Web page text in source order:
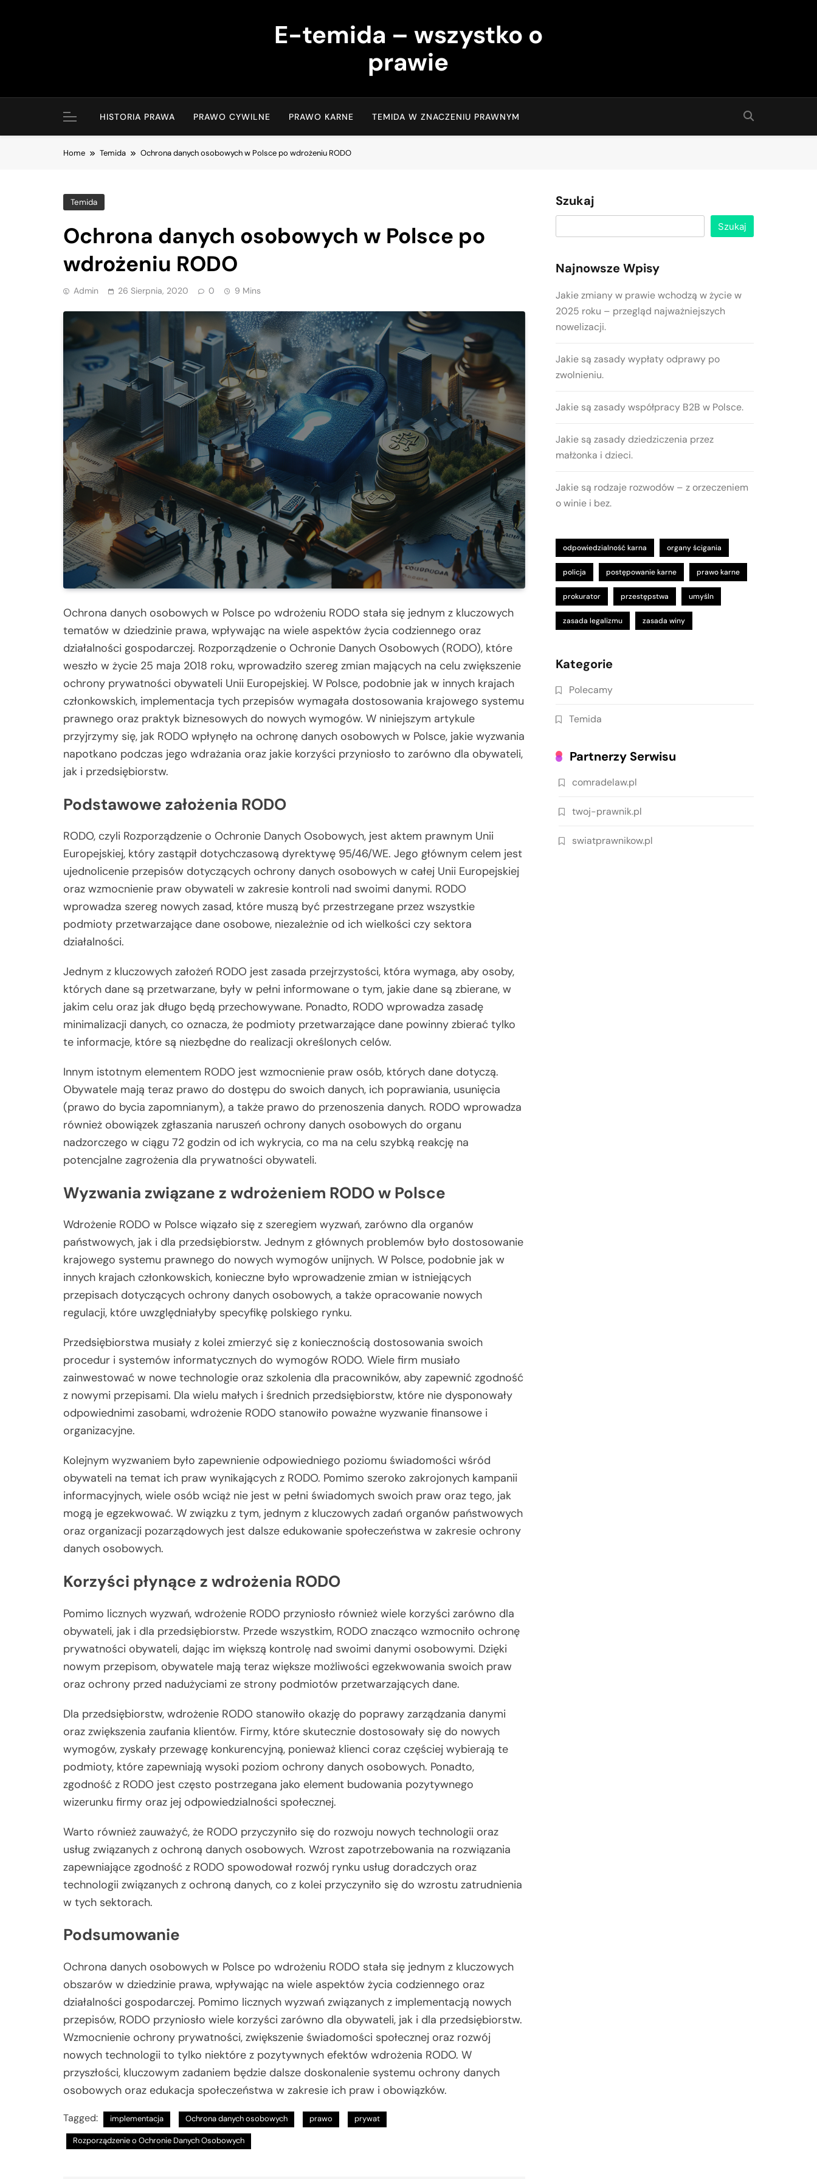
E-temida – wszystko o
prawie
HISTORIA PRAWA PRAWO CYWILNE PRAWO KARNE TEMIDA W ZNACZENIU PRAWNYM
Home Temida Ochrona danych osobowych w Polsce po wdrożeniu RODO
Temida
Ochrona danych osobowych w Polsce po
wdrożeniu RODO
Admin 26 Sierpnia, 2020 0 9 Mins
Ochrona danych osobowych w Polsce po wdrożeniu RODO stała się jednym z kluczowych
tematów w dziedzinie prawa, wpływając na wiele aspektów życia codziennego oraz
działalności gospodarczej. Rozporządzenie o Ochronie Danych Osobowych (RODO), które
weszło w życie 25 maja 2018 roku, wprowadziło szereg zmian mających na celu zwiększenie
ochrony prywatności obywateli Unii Europejskiej. W Polsce, podobnie jak w innych krajach
członkowskich, implementacja tych przepisów wymagała dostosowania krajowego systemu
prawnego oraz praktyk biznesowych do nowych wymogów. W niniejszym artykule
przyjrzymy się, jak RODO wpłynęło na ochronę danych osobowych w Polsce, jakie wyzwania
napotkano podczas jego wdrażania oraz jakie korzyści przyniosło to zarówno dla obywateli,
jak i przedsiębiorstw.
Podstawowe założenia RODO
RODO, czyli Rozporządzenie o Ochronie Danych Osobowych, jest aktem prawnym Unii
Europejskiej, który zastąpił dotychczasową dyrektywę 95/46/WE. Jego głównym celem jest
ujednolicenie przepisów dotyczących ochrony danych osobowych w całej Unii Europejskiej
oraz wzmocnienie praw obywateli w zakresie kontroli nad swoimi danymi. RODO
wprowadza szereg nowych zasad, które muszą być przestrzegane przez wszystkie
podmioty przetwarzające dane osobowe, niezależnie od ich wielkości czy sektora
działalności.
Jednym z kluczowych założeń RODO jest zasada przejrzystości, która wymaga, aby osoby,
których dane są przetwarzane, były w pełni informowane o tym, jakie dane są zbierane, w
jakim celu oraz jak długo będą przechowywane. Ponadto, RODO wprowadza zasadę
minimalizacji danych, co oznacza, że podmioty przetwarzające dane powinny zbierać tylko
te informacje, które są niezbędne do realizacji określonych celów.
Innym istotnym elementem RODO jest wzmocnienie praw osób, których dane dotyczą.
Obywatele mają teraz prawo do dostępu do swoich danych, ich poprawiania, usunięcia
(prawo do bycia zapomnianym), a także prawo do przenoszenia danych. RODO wprowadza
również obowiązek zgłaszania naruszeń ochrony danych osobowych do organu
nadzorczego w ciągu 72 godzin od ich wykrycia, co ma na celu szybką reakcję na
potencjalne zagrożenia dla prywatności obywateli.
Wyzwania związane z wdrożeniem RODO w Polsce
Wdrożenie RODO w Polsce wiązało się z szeregiem wyzwań, zarówno dla organów
państwowych, jak i dla przedsiębiorstw. Jednym z głównych problemów było dostosowanie
krajowego systemu prawnego do nowych wymogów unijnych. W Polsce, podobnie jak w
innych krajach członkowskich, konieczne było wprowadzenie zmian w istniejących
przepisach dotyczących ochrony danych osobowych, a także opracowanie nowych
regulacji, które uwzględniałyby specyfikę polskiego rynku.
Przedsiębiorstwa musiały z kolei zmierzyć się z koniecznością dostosowania swoich
procedur i systemów informatycznych do wymogów RODO. Wiele firm musiało
zainwestować w nowe technologie oraz szkolenia dla pracowników, aby zapewnić zgodność
z nowymi przepisami. Dla wielu małych i średnich przedsiębiorstw, które nie dysponowały
odpowiednimi zasobami, wdrożenie RODO stanowiło poważne wyzwanie finansowe i
organizacyjne.
Kolejnym wyzwaniem było zapewnienie odpowiedniego poziomu świadomości wśród
obywateli na temat ich praw wynikających z RODO. Pomimo szeroko zakrojonych kampanii
informacyjnych, wiele osób wciąż nie jest w pełni świadomych swoich praw oraz tego, jak
mogą je egzekwować. W związku z tym, jednym z kluczowych zadań organów państwowych
oraz organizacji pozarządowych jest dalsze edukowanie społeczeństwa w zakresie ochrony
danych osobowych.
Korzyści płynące z wdrożenia RODO
Pomimo licznych wyzwań, wdrożenie RODO przyniosło również wiele korzyści zarówno dla
obywateli, jak i dla przedsiębiorstw. Przede wszystkim, RODO znacząco wzmocniło ochronę
prywatności obywateli, dając im większą kontrolę nad swoimi danymi osobowymi. Dzięki
nowym przepisom, obywatele mają teraz większe możliwości egzekwowania swoich praw
oraz ochrony przed nadużyciami ze strony podmiotów przetwarzających dane.
Dla przedsiębiorstw, wdrożenie RODO stanowiło okazję do poprawy zarządzania danymi
oraz zwiększenia zaufania klientów. Firmy, które skutecznie dostosowały się do nowych
wymogów, zyskały przewagę konkurencyjną, ponieważ klienci coraz częściej wybierają te
podmioty, które zapewniają wysoki poziom ochrony danych osobowych. Ponadto,
zgodność z RODO jest często postrzegana jako element budowania pozytywnego
wizerunku firmy oraz jej odpowiedzialności społecznej.
Warto również zauważyć, że RODO przyczyniło się do rozwoju nowych technologii oraz
usług związanych z ochroną danych osobowych. Wzrost zapotrzebowania na rozwiązania
zapewniające zgodność z RODO spowodował rozwój rynku usług doradczych oraz
technologii związanych z ochroną danych, co z kolei przyczyniło się do wzrostu zatrudnienia
w tych sektorach.
Podsumowanie
Ochrona danych osobowych w Polsce po wdrożeniu RODO stała się jednym z kluczowych
obszarów w dziedzinie prawa, wpływając na wiele aspektów życia codziennego oraz
działalności gospodarczej. Pomimo licznych wyzwań związanych z implementacją nowych
przepisów, RODO przyniosło wiele korzyści zarówno dla obywateli, jak i dla przedsiębiorstw.
Wzmocnienie ochrony prywatności, zwiększenie świadomości społecznej oraz rozwój
nowych technologii to tylko niektóre z pozytywnych efektów wdrożenia RODO. W
przyszłości, kluczowym zadaniem będzie dalsze doskonalenie systemu ochrony danych
osobowych oraz edukacja społeczeństwa w zakresie ich praw i obowiązków.
Tagged: implementacja Ochrona danych osobowych prawo prywat
Rozporządzenie o Ochronie Danych Osobowych
Szukaj
Szukaj
Najnowsze Wpisy
Jakie zmiany w prawie wchodzą w życie w
2025 roku – przegląd najważniejszych
nowelizacji.
Jakie są zasady wypłaty odprawy po
zwolnieniu.
Jakie są zasady współpracy B2B w Polsce.
Jakie są zasady dziedziczenia przez
małżonka i dzieci.
Jakie są rodzaje rozwodów – z orzeczeniem
o winie i bez.
odpowiedzialność karna organy ścigania
policja postępowanie karne prawo karne
prokurator przestępstwa umyśln
zasada legalizmu zasada winy
Kategorie
Polecamy
Temida
Partnerzy Serwisu
comradelaw.pl
twoj-prawnik.pl
swiatprawnikow.pl